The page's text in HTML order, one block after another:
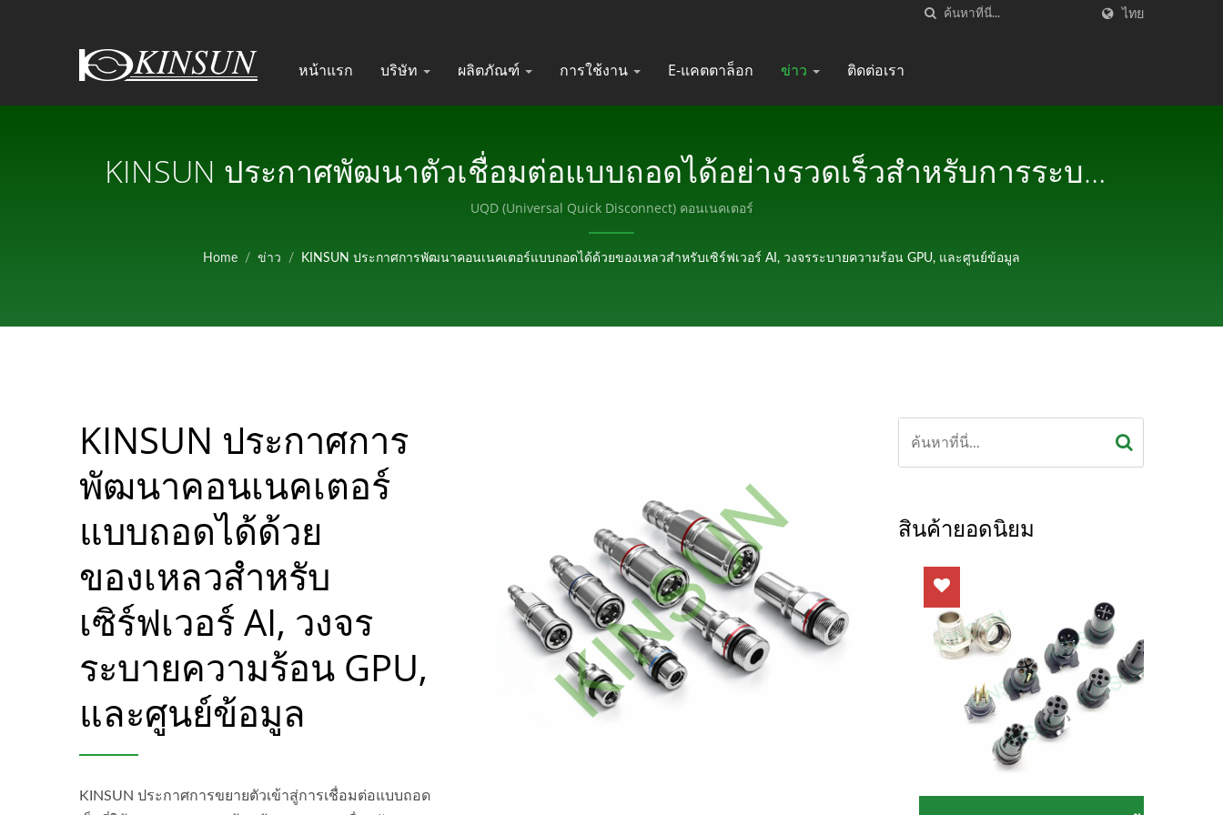
ไทย
หน้าแรก บริษัท ผลิตภัณฑ์ การใช้งาน E-แคตตาล็อก ข่าว ติดต่อเรา
KINSUN ประกาศพัฒนาตัวเชื่อมต่อแบบถอดได้อย่างรวดเร็วสำหรับการระบาย
ความร้อนด้วยของเหลวสำหรับเซิร์ฟเวอร์ AI, วงจรระบายความร้อน GPU และ
ศูนย์ข้อมูล | ผู้ผลิตเสาอากาศ RF ที่ได้รับการรับรองและตัวเชื่อมต่อกันน้ำ |
UQD (Universal Quick Disconnect) คอนเนคเตอร์
Home / ข่าว / KINSUN ประกาศการพัฒนาคอนเนคเตอร์แบบถอดได้ด้วยของเหลวสำหรับเซิร์ฟเวอร์ AI, วงจรระบายความร้อน GPU, และศูนย์ข้อมูล
KINSUN ประกาศการ
พัฒนาคอนเนคเตอร์
แบบถอดได้ด้วย
ของเหลวสำหรับ
เซิร์ฟเวอร์ AI, วงจร
ระบายความร้อน GPU,
และศูนย์ข้อมูล
KINSUN ประกาศการขยายตัวเข้าสู่การเชื่อมต่อแบบถอด
สินค้ายอดนิยม